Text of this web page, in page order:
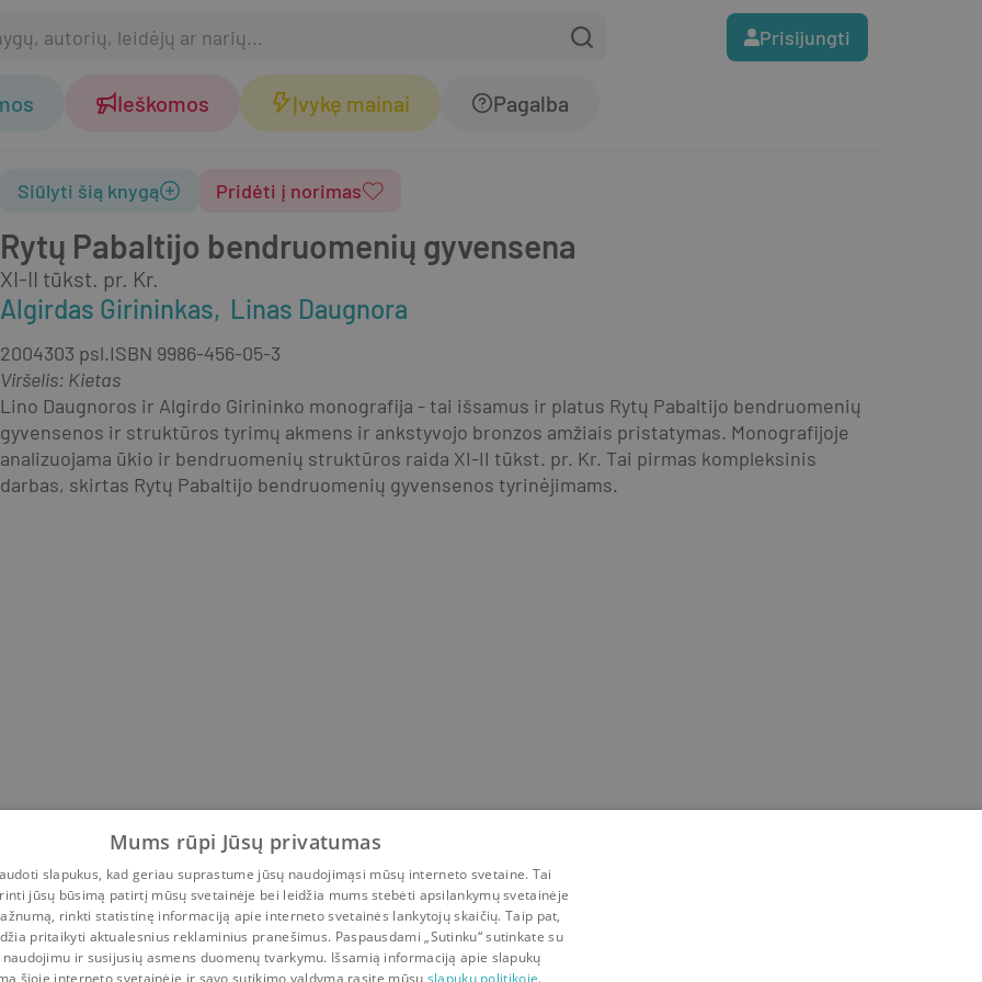
Prisijungti
Ieškomos Įvykę mainai Pagalba
Rytų Pabaltijo bendruomenių gyvensena
XI-II tūkst. pr. Kr.
Algirdas Girininkas Linas Daugnora
Siūlyti šią knygą Pridėti į norimas
2004303 psl.ISBN 9986-456-05-3
Viršelis: Kietas
Lino Daugnoros ir Algirdo Girininko monografija - tai išsamus ir platus Rytų Pabaltijo bendruomenių
gyvensenos ir struktūros tyrimų akmens ir ankstyvojo bronzos amžiais pristatymas. Monografijoje
analizuojama ūkio ir bendruomenių struktūros raida XI-II tūkst. pr. Kr. Tai pirmas kompleksinis
darbas, skirtas Rytų Pabaltijo bendruomenių gyvensenos tyrinėjimams.
Mums rūpi Jūsų privatumas
slapukus, kad geriau suprastume jūsų naudojimąsi mūsų interneto svetaine. Tai
jūsų būsimą patirtį mūsų svetainėje bei leidžia mums stebėti apsilankymų svetainėje
rinkti statistinę informaciją apie interneto svetainės lankytojų skaičių. Taip pat,
pritaikyti aktualesnius reklaminius pranešimus. Paspausdami „Sutinku“ sutinkate su
ir susijusių asmens duomenų tvarkymu. Išsamią informaciją apie slapukų
šioje interneto svetainėje ir savo sutikimo valdymą rasite mūsų slapukų politikoje.